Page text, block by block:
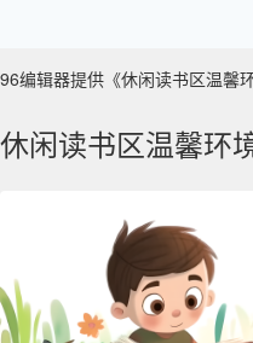
96编辑器提供《休闲读书区温馨
休闲读书区温馨环